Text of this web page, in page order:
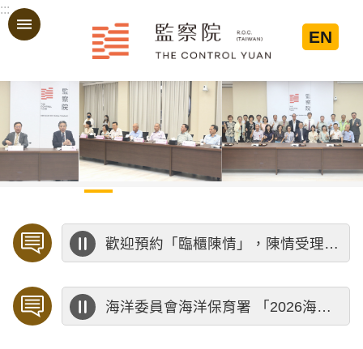
跳到主要內容區塊
:::
EN
歡迎預約「臨櫃陳情」，陳情受理中心將優先排定人員與您接談，釐清案情爭點後收案處理，以節省您的寶貴時間。
海洋委員會海洋保育署 「2026海洋保育創意短影音競賽」活動